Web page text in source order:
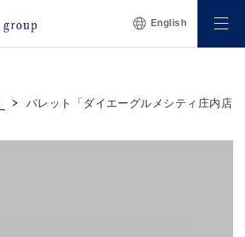
English
パレット「ダイエーグルメシティ庄内店